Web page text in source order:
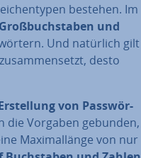
bestehen. Im
und
Und natürlich gilt
desto
von Pass­wör­
die Vorgaben gebunden,
Ma­xi­mal­län­ge von nur